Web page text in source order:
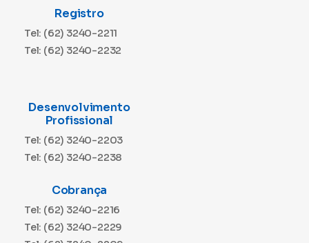
Registro
Tel: (62) 3240-2211
Tel: (62) 3240-2232
Desenvolvimento
Profissional
Tel: (62) 3240-2203
Tel: (62) 3240-2238
Cobrança
Tel: (62) 3240-2216
Tel: (62) 3240-2229